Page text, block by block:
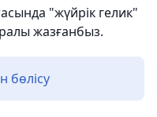
"жүйрік гелик"
жазғанбыз.
бөлісу